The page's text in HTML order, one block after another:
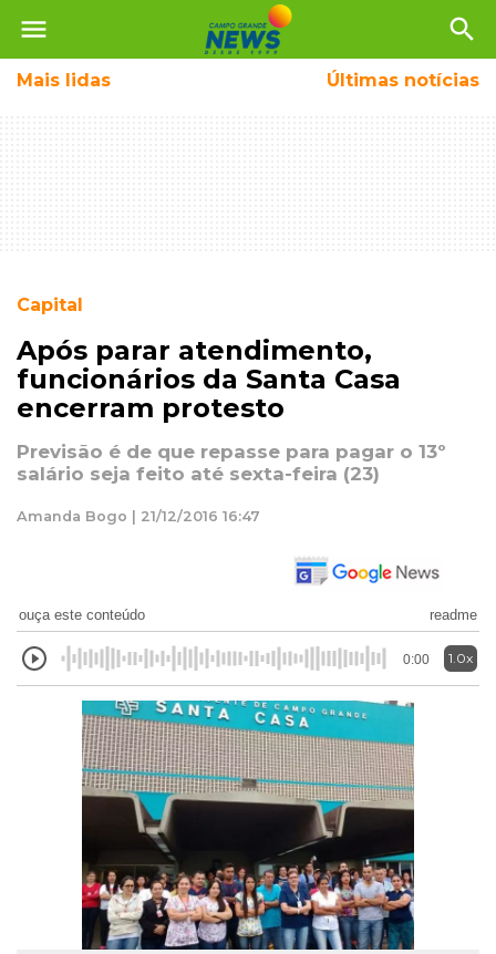
menu search
Mais lidas Últimas notícias
Capital
Após parar atendimento,
funcionários da Santa Casa
encerram protesto
Previsão é de que repasse para pagar o 13º
salário seja feito até sexta-feira (23)
Amanda Bogo | 21/12/2016 16:47
ouça este conteúdo readme
0:00 1.0x